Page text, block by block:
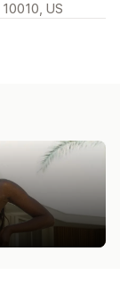
US